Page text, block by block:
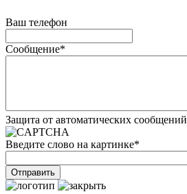
Ваш телефон
Сообщение*
Защита от автоматических сообщений
Введите слово на картинке*